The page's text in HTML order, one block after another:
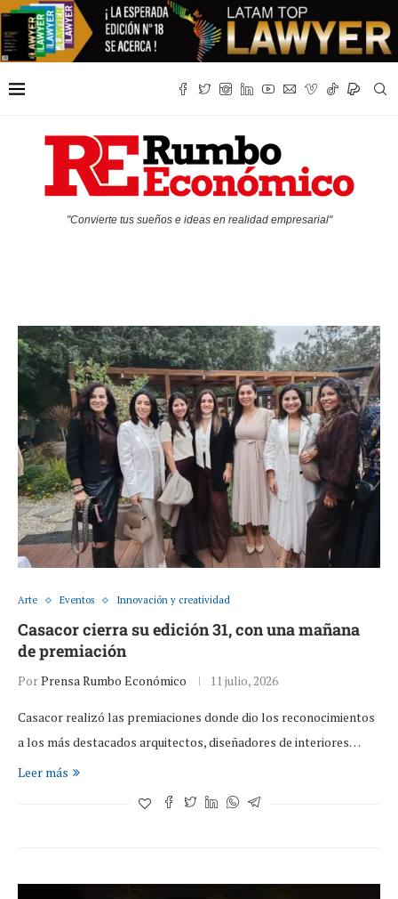
"Convierte tus sueños e ideas en realidad empresarial"
Arte Eventos Innovación y creatividad
Casacor cierra su edición 31, con una mañana
de premiación
PorPrensa Rumbo Económico 11 julio, 2026
Casacor realizó las premiaciones donde dio los reconocimientos
a los más destacados arquitectos, diseñadores de interiores…
Leer más